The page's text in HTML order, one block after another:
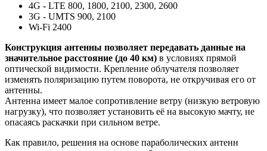
4G - LTE 800, 1800, 2100, 2300, 2600
3G - UMTS 900, 2100
Wi-Fi 2400
Конструкция антенны позволяет передавать данные на
значительное расстояние (до 40 км) в условиях прямой
оптической видимости. Крепление облучателя позволяет
изменять поляризацию путем поворота, не откручивая его от
антенны.
Антенна имеет малое сопротивление ветру (низкую ветровую
нагрузку), что позволяет установить её на высокую мачту, не
опасаясь раскачки при сильном ветре.
Как правило, решения на основе параболических антенн